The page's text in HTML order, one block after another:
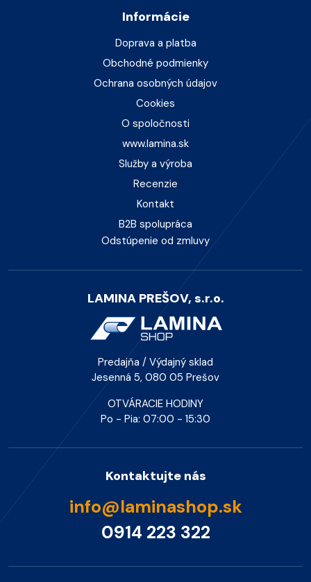
Informácie
Doprava a platba
Obchodné podmienky
Ochrana osobných údajov
Cookies
O spoločnosti
www.lamina.sk
Služby a výroba
Recenzie
Kontakt
B2B spolupráca
Odstúpenie od zmluvy
LAMINA PREŠOV, s.r.o.
Predajňa / Výdajný sklad
Jesenná 5, 080 05 Prešov
OTVÁRACIE HODINY
Po - Pia: 07:00 - 15:30
Kontaktujte nás
info@laminashop.sk
0914 223 322